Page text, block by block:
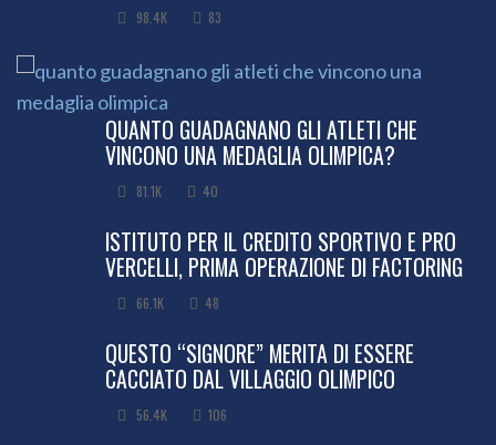
98.4K 83
QUANTO GUADAGNANO GLI ATLETI CHE
VINCONO UNA MEDAGLIA OLIMPICA?
81.1K 40
ISTITUTO PER IL CREDITO SPORTIVO E PRO
VERCELLI, PRIMA OPERAZIONE DI FACTORING
66.1K 48
QUESTO “SIGNORE” MERITA DI ESSERE
CACCIATO DAL VILLAGGIO OLIMPICO
56.4K 106